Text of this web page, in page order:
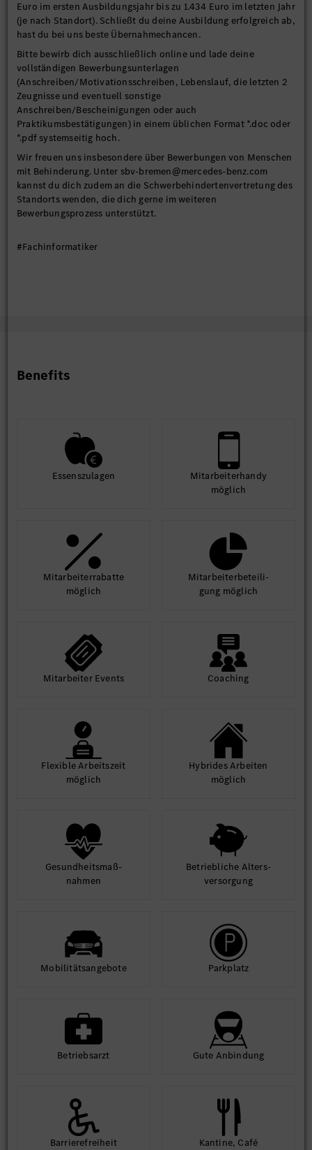
Euro im ersten Ausbildungsjahr bis zu 1.434 Euro im letzten Jahr
(je nach Standort). Schließt du deine Ausbildung erfolgreich ab,
hast du bei uns beste Übernahmechancen.
Bitte bewirb dich ausschließlich online und lade deine
vollständigen Bewerbungsunterlagen
(Anschreiben/Motivationsschreiben, Lebenslauf, die letzten 2
Zeugnisse und eventuell sonstige
Anschreiben/Bescheinigungen oder auch
Praktikumsbestätigungen) in einem üblichen Format *.doc oder
*.pdf systemseitig hoch.
Wir freuen uns insbesondere über Bewerbungen von Menschen
mit Behinderung. Unter sbv-bremen@mercedes-benz.com
kannst du dich zudem an die Schwerbehindertenvertretung des
Standorts wenden, die dich gerne im weiteren
Bewerbungsprozess unterstützt.
#Fachinformatiker
Benefits
Essens­zulagen
Mit­arbeiter­handy
möglich
Mit­arbeiter­rabatte
möglich
Mit­arbeiter­beteili­
gung möglich
Mit­arbeiter Events Coaching
Flexible Arbeits­zeit
möglich
Hybrides Arbeiten
möglich
Gesund­heits­maß­
nahmen
Betrieb­liche Alters­
ver­sorgung
Mobilitäts­angebote Park­platz
Betriebs­arzt Gute An­bindung
Barriere­frei­heit Kantine, Café